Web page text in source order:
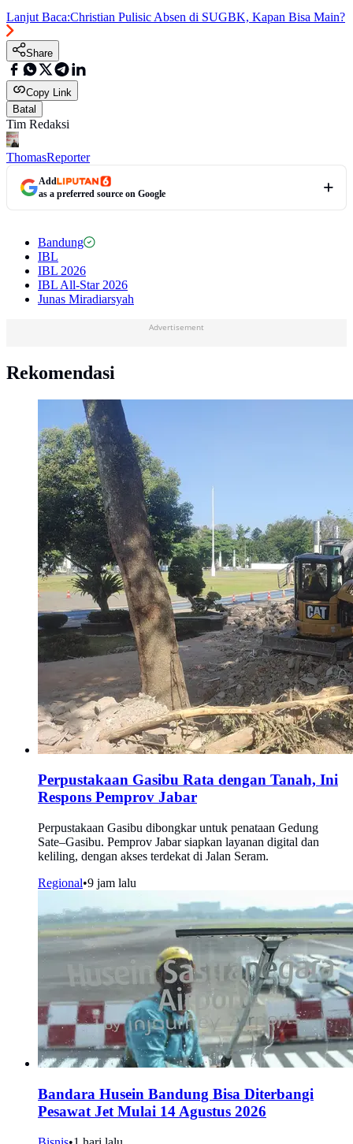
Lanjut Baca:Christian Pulisic Absen di SUGBK, Kapan Bisa Main?
Share
Copy Link
Batal
Tim Redaksi
ThomasReporter
Add
as a preferred source on Google
Bandung
IBL
IBL 2026
IBL All-Star 2026
Junas Miradiarsyah
Advertisement
Rekomendasi
Perpustakaan Gasibu Rata dengan Tanah, Ini
Respons Pemprov Jabar
Perpustakaan Gasibu dibongkar untuk penataan Gedung
Sate–Gasibu. Pemprov Jabar siapkan layanan digital dan
keliling, dengan akses terdekat di Jalan Seram.
Regional•9 jam lalu
Bandara Husein Bandung Bisa Diterbangi
Pesawat Jet Mulai 14 Agustus 2026